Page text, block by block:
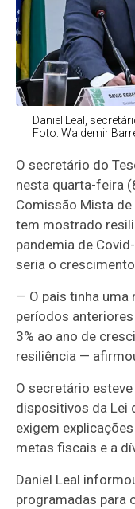
Daniel Leal,
Foto: Waldemir
O secretário do
nesta quarta-feira
Comissão Mista
tem mostrado
pandemia de
seria o
— O país tinha uma
períodos
3% ao ano de
resiliência —
O secretário
dispositivos da Lei
exigem
metas fiscais e a
Daniel Leal
programadas para